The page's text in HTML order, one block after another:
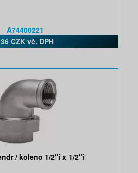
A74400221
CZK vč. DPH
/ koleno 1/2"i x 1/2"i